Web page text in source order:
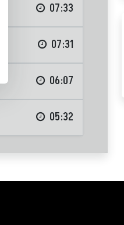
07:33
07:31
06:07
05:32